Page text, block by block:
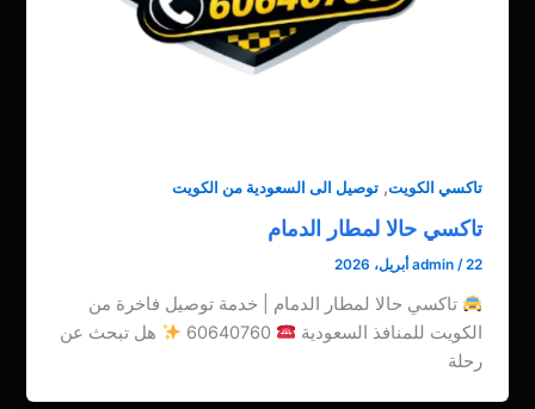
تاكسي الكويت,توصيل الى السعودية من الكويت
تاكسي حالا لمطار الدمام
admin /22 أبريل، 2026
تاكسي حالا لمطار الدمام | خدمة توصيل فاخرة من
الكويت للمنافذ السعودية
هل تبحث عن
رحلة